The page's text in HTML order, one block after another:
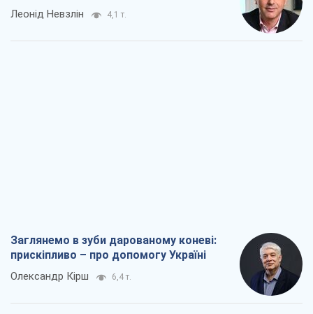
Леонід Невзлін 4,1 т.
Заглянемо в зуби дарованому коневі:
прискіпливо – про допомогу Україні
Олександр Кірш 6,4 т.